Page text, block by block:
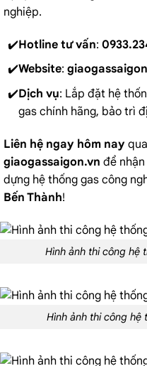
nghiệp.
Hotline tư vấn:
Website:
Dịch vụ: Lắp đặt hệ
gas chính hãng, bảo trì
Liên hệ ngay hôm nay qua
giaogassaigon.vn để
dựng hệ thống gas công
Bến Thành!
Hình ảnh thi công hệ
Hình ảnh thi công hệ